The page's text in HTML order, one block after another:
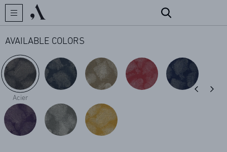
CREATOR
AVAILABLE COLORS
Acier